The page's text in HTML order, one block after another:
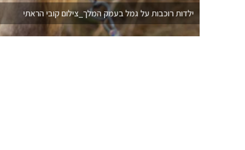
ילדות רוכבות על גמל בעמק המלך_צילום קובי הראתי